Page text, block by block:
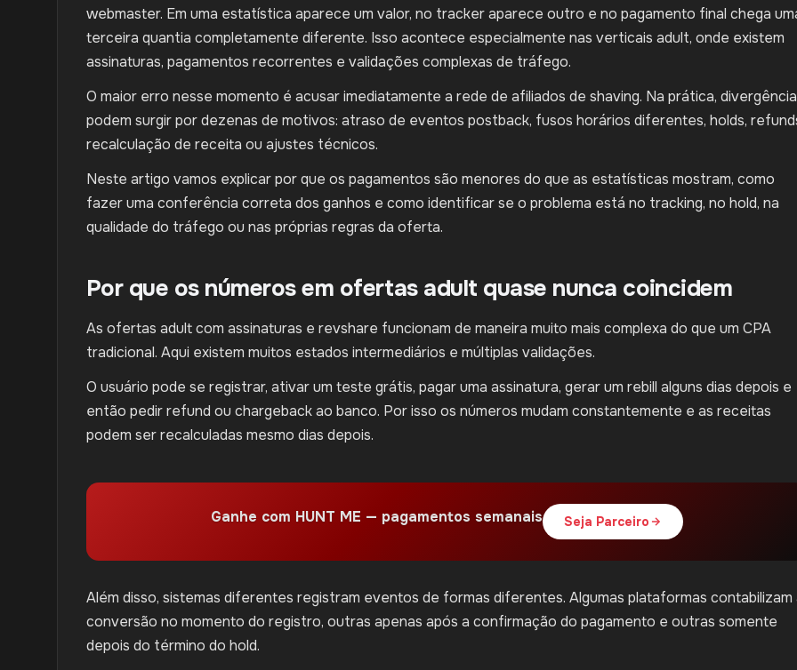
webmaster. Em uma estatística aparece um valor, no tracker aparece outro e no pagamento final chega
terceira quantia completamente diferente. Isso acontece especialmente nas verticais adult, onde existem
assinaturas, pagamentos recorrentes e validações complexas de tráfego.
O maior erro nesse momento é acusar imediatamente a rede de afiliados de shaving. Na prática,
podem surgir por dezenas de motivos: atraso de eventos postback, fusos horários diferentes, holds,
recalculação de receita ou ajustes técnicos.
Neste artigo vamos explicar por que os pagamentos são menores do que as estatísticas mostram, como
fazer uma conferência correta dos ganhos e como identificar se o problema está no tracking, no hold, na
qualidade do tráfego ou nas próprias regras da oferta.
Por que os números em ofertas adult quase nunca coincidem
As ofertas adult com assinaturas e revshare funcionam de maneira muito mais complexa do que um CPA
tradicional. Aqui existem muitos estados intermediários e múltiplas validações.
O usuário pode se registrar, ativar um teste grátis, pagar uma assinatura, gerar um rebill alguns dias depois e
então pedir refund ou chargeback ao banco. Por isso os números mudam constantemente e as receitas
podem ser recalculadas mesmo dias depois.
Ganhe com HUNT ME — pagamentos semanais Seja Parceiro
Além disso, sistemas diferentes registram eventos de formas diferentes. Algumas plataformas contabilizam
conversão no momento do registro, outras apenas após a confirmação do pagamento e outras somente
depois do término do hold.